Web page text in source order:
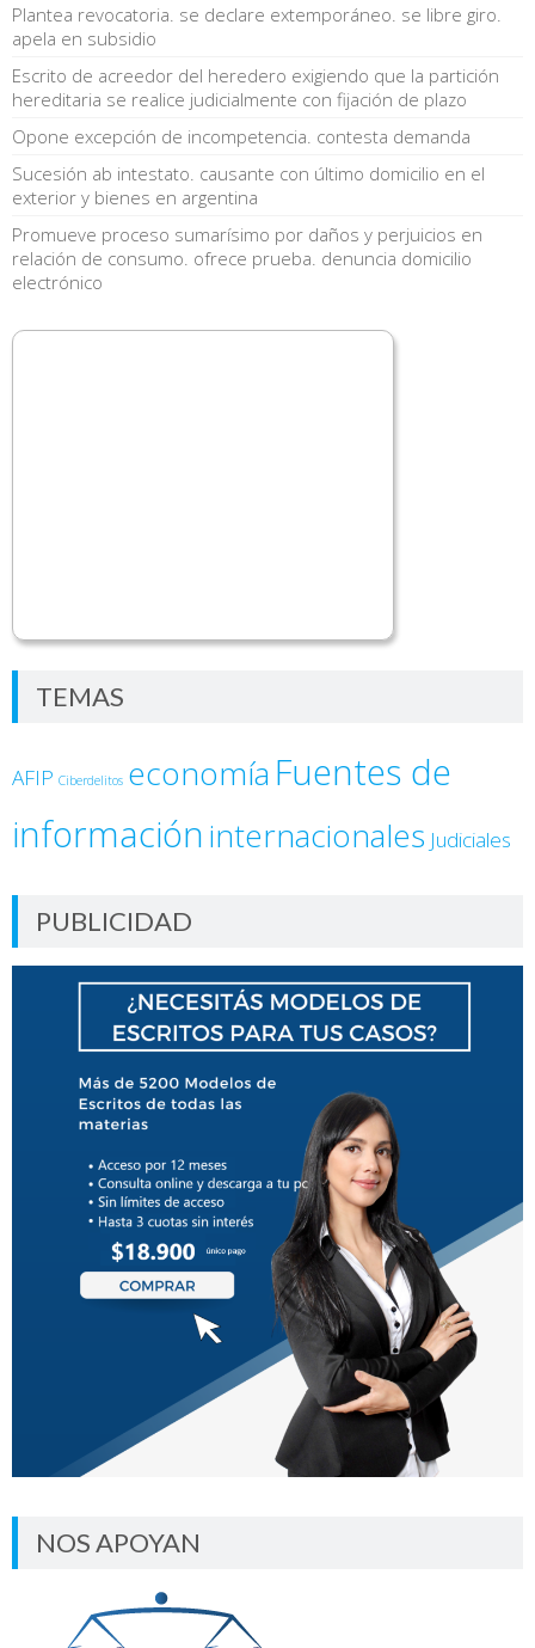
Plantea revocatoria. se declare extemporáneo. se libre giro.
apela en subsidio
Escrito de acreedor del heredero exigiendo que la partición
hereditaria se realice judicialmente con fijación de plazo
Opone excepción de incompetencia. contesta demanda
Sucesión ab intestato. causante con último domicilio en el
exterior y bienes en argentina
Promueve proceso sumarísimo por daños y perjuicios en
relación de consumo. ofrece prueba. denuncia domicilio
electrónico
TEMAS
AFIP Ciberdelitos economía Fuentes de
informacióninternacionales Judiciales
PUBLICIDAD
NOS APOYAN